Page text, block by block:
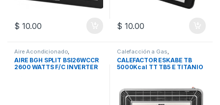
$ 10.00 $ 10.00
Aire Acondicionado
Electrodomésticos
AIRE BGH SPLIT BSI26WCCR
2600 WATTS F/C INVERTER
Calefacción a Gas
Electrodomésticos
CALEFACTOR ESKABE TB
5000Kcal TT TB5 E TITANIO